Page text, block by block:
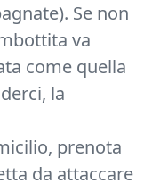
Se non
va
come quella
la
prenota
da attaccare